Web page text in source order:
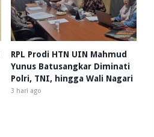
RPL Prodi HTN UIN Mahmud
Yunus Batusangkar Diminati
Polri, TNI, hingga Wali Nagari
3 hari ago